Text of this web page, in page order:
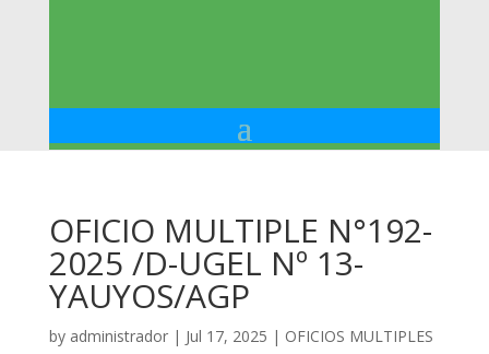
OFICIO MULTIPLE N°192-
2025 /D-UGEL Nº 13-
YAUYOS/AGP
by administrador| Jul 17, 2025 | OFICIOS MULTIPLES